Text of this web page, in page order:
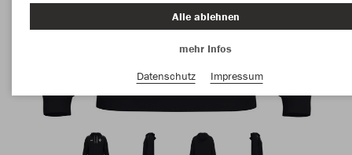
Alle ablehnen
mehr Infos
Datenschutz
Impressum